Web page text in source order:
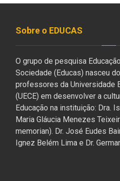
Sobre o EDUCAS
O grupo de pesquisa
Sociedade (Educas) nasceu
professores da Universidade
(UECE) em desenvolver a
Educação na instituição: Dra.
Maria Gláucia Menezes
memorian). Dr. José Eudes
Ignez Belém Lima e Dr.